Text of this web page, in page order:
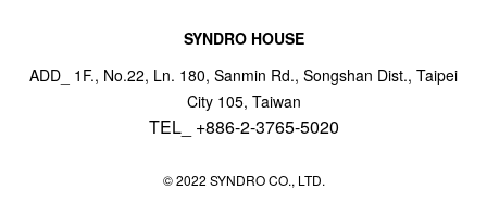
SYNDRO HOUSE
ADD_ 1F., No.22, Ln. 180, Sanmin Rd., Songshan Dist., Taipei
City 105, Taiwan
TEL_ +886-2-3765-5020
© 2022 SYNDRO CO., LTD.